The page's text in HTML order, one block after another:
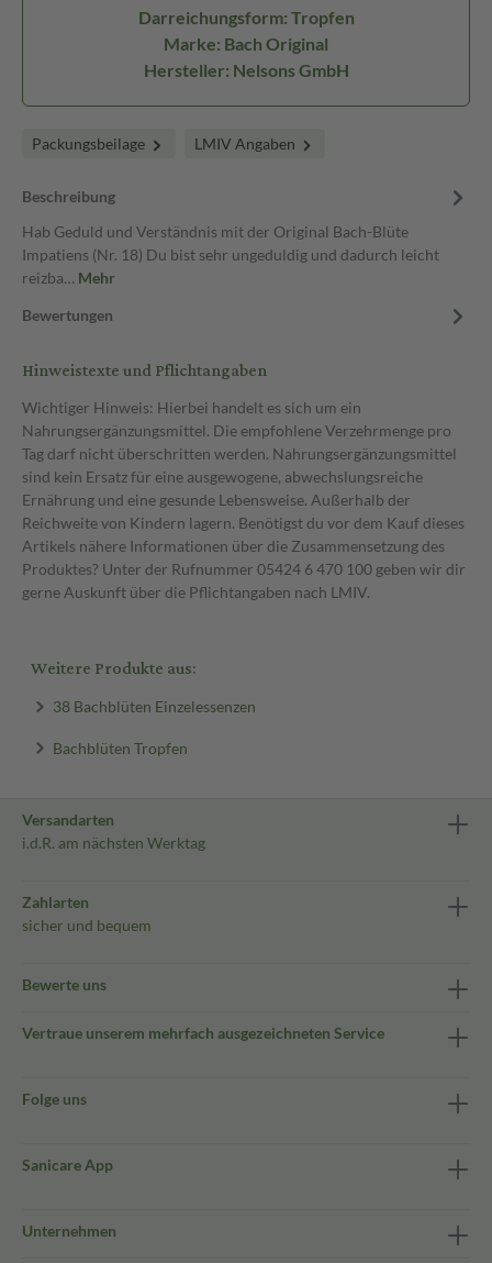
Darreichungsform: Tropfen
Marke: Bach Original
Hersteller: Nelsons GmbH
Packungsbeilage LMIV Angaben
Beschreibung
Hab Geduld und Verständnis mit der Original Bach-Blüte
Impatiens (Nr. 18) Du bist sehr ungeduldig und dadurch leicht
reizba… Mehr
Bewertungen
Hinweistexte und Pflichtangaben
Wichtiger Hinweis: Hierbei handelt es sich um ein
Nahrungsergänzungsmittel. Die empfohlene Verzehrmenge pro
Tag darf nicht überschritten werden. Nahrungsergänzungsmittel
sind kein Ersatz für eine ausgewogene, abwechslungsreiche
Ernährung und eine gesunde Lebensweise. Außerhalb der
Reichweite von Kindern lagern. Benötigst du vor dem Kauf dieses
Artikels nähere Informationen über die Zusammensetzung des
Produktes? Unter der Rufnummer 05424 6 470 100 geben wir dir
gerne Auskunft über die Pflichtangaben nach LMIV.
Weitere Produkte aus:
38 Bachblüten Einzelessenzen
Bachblüten Tropfen
Versandarten
i.d.R. am nächsten Werktag
Zahlarten
sicher und bequem
Bewerte uns
Vertraue unserem mehrfach ausgezeichneten Service
Folge uns
Sanicare App
Unternehmen